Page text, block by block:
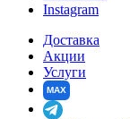
Instagram
Доставка
Акции
Услуги
MAX